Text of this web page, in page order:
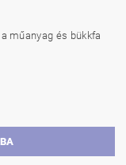
műanyag és bükkfa